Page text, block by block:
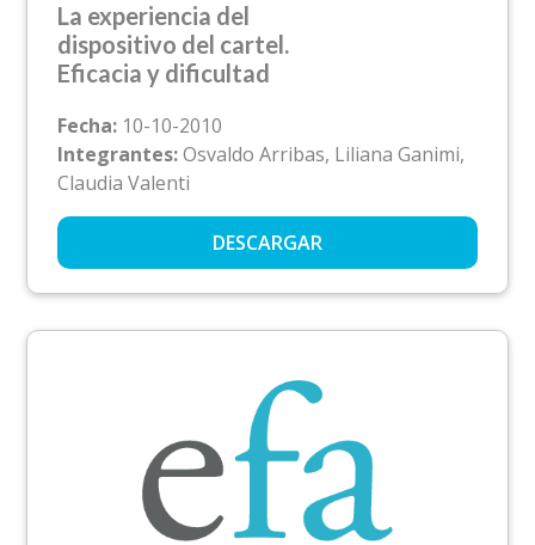
La experiencia del
dispositivo del cartel.
Eficacia y dificultad
Fecha: 10-10-2010
Integrantes:Osvaldo Arribas, Liliana Ganimi,
Claudia Valenti
DESCARGAR